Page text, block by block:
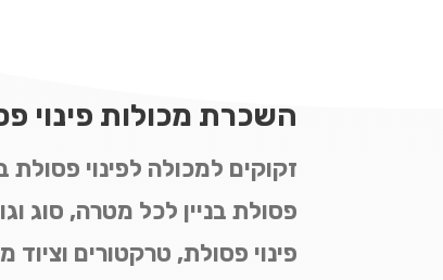
השכרת מכולות פינוי
זקוקים למכולה לפינוי פסולת
פסולת בניין לכל מטרה, סוג
פינוי פסולת, טרקטורים וציוד